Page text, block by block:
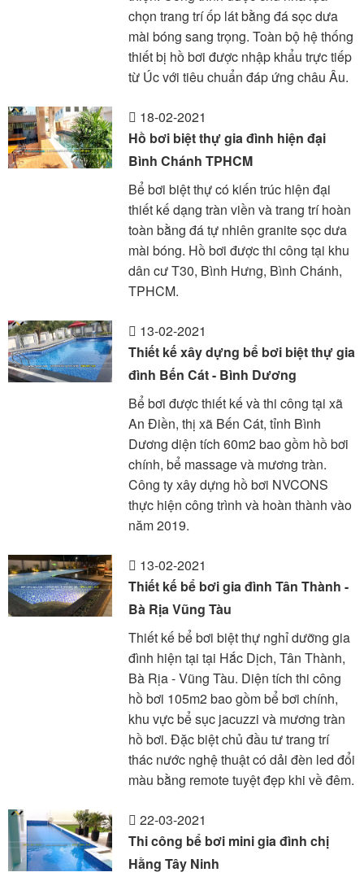
chọn trang trí ốp lát bằng đá sọc dưa
mài bóng sang trọng. Toàn bộ hệ thống
thiết bị hồ bơi được nhập khẩu trực tiếp
từ Úc với tiêu chuẩn đáp ứng châu Âu.
18-02-2021
Hồ bơi biệt thự gia đình hiện đại
Bình Chánh TPHCM
Bể bơi biệt thự có kiến trúc hiện đại
thiết kế dạng tràn viền và trang trí hoàn
toàn bằng đá tự nhiên granite sọc dưa
mài bóng. Hồ bơi được thi công tại khu
dân cư T30, Bình Hưng, Bình Chánh,
TPHCM.
13-02-2021
Thiết kế xây dựng bể bơi biệt thự gia
đình Bến Cát - Bình Dương
Bể bơi được thiết kế và thi công tại xã
An Điền, thị xã Bến Cát, tỉnh Bình
Dương diện tích 60m2 bao gồm hồ bơi
chính, bể massage và mương tràn.
Công ty xây dựng hồ bơi NVCONS
thực hiện công trình và hoàn thành vào
năm 2019.
13-02-2021
Thiết kế bể bơi gia đình Tân Thành -
Bà Rịa Vũng Tàu
Thiết kế bể bơi biệt thự nghỉ dưỡng gia
đình hiện tại tại Hắc Dịch, Tân Thành,
Bà Rịa - Vũng Tàu. Diện tích thi công
hồ bơi 105m2 bao gồm bể bơi chính,
khu vực bể sục jacuzzi và mương tràn
hồ bơi. Đặc biệt chủ đầu tư trang trí
thác nước nghệ thuật có dải đèn led đổi
màu bằng remote tuyệt đẹp khi về đêm.
22-03-2021
Thi công bể bơi mini gia đình chị
Hằng Tây Ninh